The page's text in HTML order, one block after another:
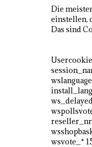
Die
einstellen,
Das sind
reseller_nr
wsvote_*